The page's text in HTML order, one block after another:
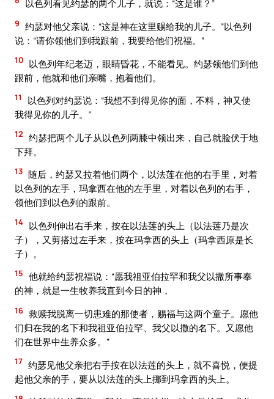
以色列看见约瑟的两个儿子，就说：“这是谁？”
9 约瑟对他父亲说：“这是神在这里赐给我的儿子。”以色列
说：“请你领他们到我跟前，我要给他们祝福。”
10 以色列年纪老迈，眼睛昏花，不能看见。约瑟领他们到他
跟前，他就和他们亲嘴，抱着他们。
11
以色列对约瑟说：“我想不到得见你的面，不料，神又使
我得见你的儿子。”
12 约瑟把两个儿子从以色列两膝中领出来，自己就脸伏于地
下拜。
13 随后，约瑟又拉着他们两个，以法莲在他的右手里，对着
以色列的左手，玛拿西在他的左手里，对着以色列的右手，
领他们到以色列的跟前。
14 以色列伸出右手来，按在以法莲的头上（以法莲乃是次
子），又剪搭过左手来，按在玛拿西的头上（玛拿西原是长
子）。
15 他就给约瑟祝福说：“愿我祖亚伯拉罕和我父以撒所事奉
的神，就是一生牧养我直到今日的神，
16 救赎我脱离一切患难的那使者，赐福与这两个童子。愿他
们归在我的名下和我祖亚伯拉罕、我父以撒的名下。又愿他
们在世界中生养众多。”
17 约瑟见他父亲把右手按在以法莲的头上，就不喜悦，便提
起他父亲的手，要从以法莲的头上挪到玛拿西的头上。